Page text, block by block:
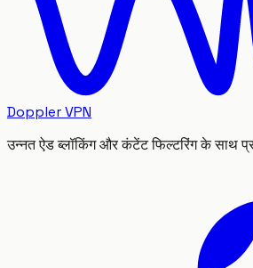
Doppler VPN
उन्नत ऐड ब्लॉकिंग और कंटेंट फिल्टरिंग के साथ